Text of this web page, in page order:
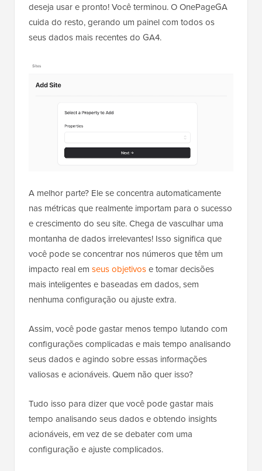
deseja usar e pronto! Você terminou. O OnePageGA
cuida do resto, gerando um painel com todos os
seus dados mais recentes do GA4.
A melhor parte? Ele se concentra automaticamente
nas métricas que realmente importam para o sucesso
e crescimento do seu site. Chega de vasculhar uma
montanha de dados irrelevantes! Isso significa que
você pode se concentrar nos números que têm um
impacto real em seus objetivose tomar decisões
mais inteligentes e baseadas em dados, sem
nenhuma configuração ou ajuste extra.
Assim, você pode gastar menos tempo lutando com
configurações complicadas e mais tempo analisando
seus dados e agindo sobre essas informações
valiosas e acionáveis. Quem não quer isso?
Tudo isso para dizer que você pode gastar mais
tempo analisando seus dados e obtendo insights
acionáveis, em vez de se debater com uma
configuração e ajuste complicados.